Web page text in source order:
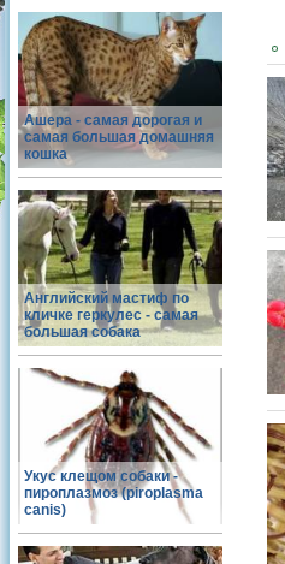
Ашера - самая дорогая и
самая большая домашняя
кошка
Английский мастиф по
кличке геркулес - самая
большая собака
Укус клещом собаки -
пироплазмоз (piroplasma
canis)